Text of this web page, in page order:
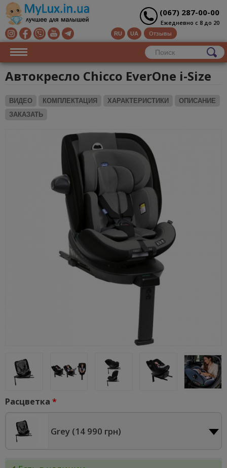
(067) 287-00-00
Ежедневно с 8 до 20
RU UA Отзывы
Автокресло Chicco EverOne i-Size
ВИДЕО КОМПЛЕКТАЦИЯ ХАРАКТЕРИСТИКИ
ОПИСАНИЕ
ЗАКАЗАТЬ
Расцветка
Grey (14 990 грн)